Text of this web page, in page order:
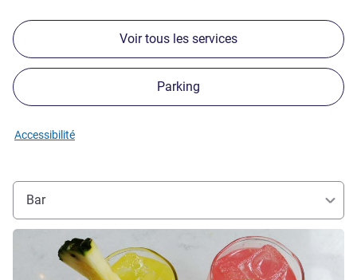
Voir tous les services
Parking
Accessibilité
Bar
Voir les détails